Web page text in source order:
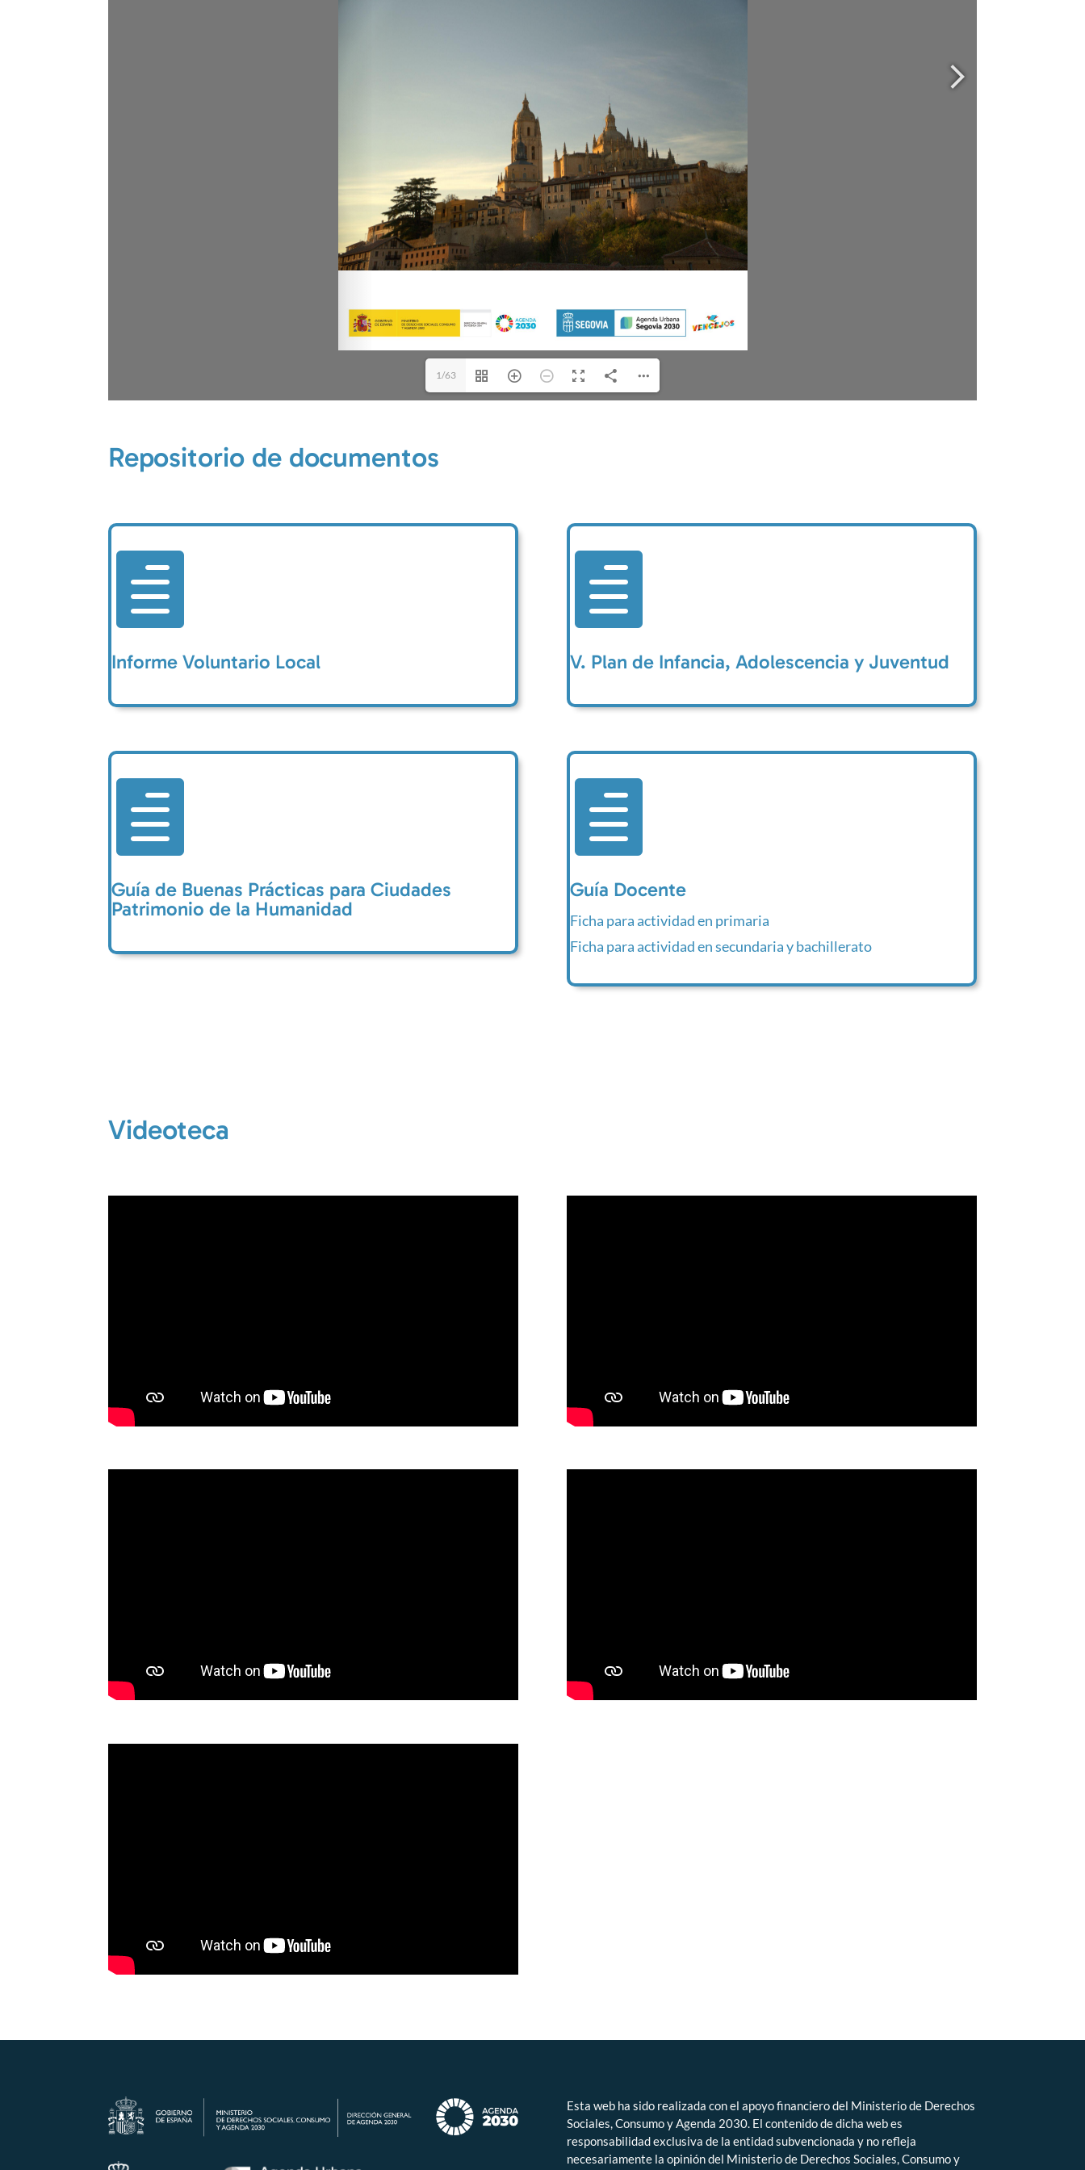
1/63
Repositorio de documentos

Informe Voluntario Local

V. Plan de Infancia, Adolescencia y Juventud

Guía de Buenas Prácticas para Ciudades
Patrimonio de la Humanidad

Guía Docente
Ficha para actividad en primaria
Ficha para actividad en secundaria y bachillerato
Videoteca
Esta web ha sido realizada con el apoyo financiero del Ministerio de Derechos
Sociales, Consumo y Agenda 2030. El contenido de dicha web es
responsabilidad exclusiva de la entidad subvencionada y no refleja
necesariamente la opinión del Ministerio de Derechos Sociales, Consumo y